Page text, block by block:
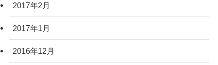
2017年2月
2017年1月
2016年12月